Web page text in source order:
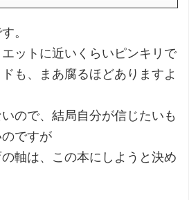
。
ットに近いくらいピンキリで
も、まあ腐るほどありますよ
ので、結局自分が信じたいも
ですが
軸は、この本にしようと決め